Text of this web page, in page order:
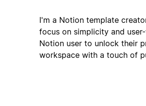
I'm a Notion template
focus on simplicity and
Notion user to unlock their
workspace with a touch of